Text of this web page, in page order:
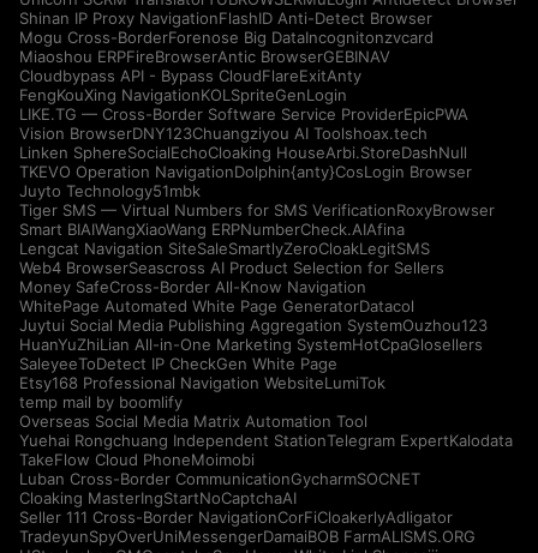
Shinan IP Proxy NavigationFlashID Anti-Detect Browser
Mogu Cross-BorderForenose Big DataIncognitonzvcard
Miaoshou ERPFireBrowserAntic BrowserGEBINAV
Cloudbypass API - Bypass CloudFlareExitAnty
FengKouXing NavigationKOLSpriteGenLogin
LIKE.TG — Cross-Border Software Service ProviderEpicPWA
Vision BrowserDNY123Chuangziyou AI Toolshoax.tech
Linken SphereSocialEchoCloaking HouseArbi.StoreDashNull
TKEVO Operation NavigationDolphin{anty}CosLogin Browser
Juyto Technology51mbk
Tiger SMS — Virtual Numbers for SMS VerificationRoxyBrowser
Smart BIAIWangXiaoWang ERPNumberCheck.AIAfina
Lengcat Navigation SiteSaleSmartlyZeroCloakLegitSMS
Web4 BrowserSeascross AI Product Selection for Sellers
Money SafeCross-Border All-Know Navigation
WhitePage Automated White Page GeneratorDatacol
Juytui Social Media Publishing Aggregation SystemOuzhou123
HuanYuZhiLian All-in-One Marketing SystemHotCpaGlosellers
SaleyeeToDetect IP CheckGen White Page
Etsy168 Professional Navigation WebsiteLumiTok
temp mail by boomlify
Overseas Social Media Matrix Automation Tool
Yuehai Rongchuang Independent StationTelegram ExpertKalodata
TakeFlow Cloud PhoneMoimobi
Luban Cross-Border CommunicationGycharmSOCNET
Cloaking MasterIngStartNoCaptchaAI
Seller 111 Cross-Border NavigationCorFiCloakerlyAdligator
TradeyunSpyOverUniMessengerDamaiBOB FarmALISMS.ORG